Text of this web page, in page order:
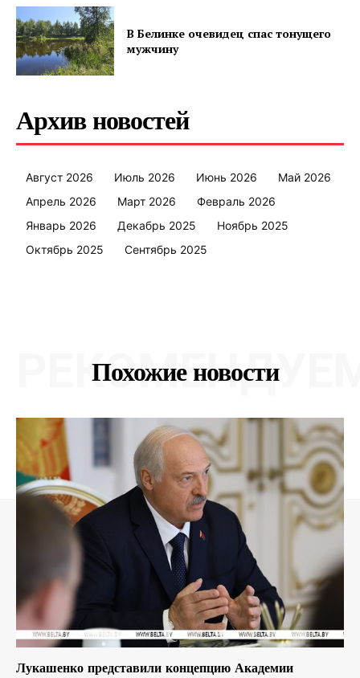
В Белинке очевидец спас тонущего
мужчину
Архив новостей
Август 2026 Июль 2026 Июнь 2026
Май 2026
Апрель 2026
Март 2026
Февраль 2026
Январь 2026
Декабрь 2025
Ноябрь 2025
Октябрь 2025
Сентябрь 2025
Похожие новости
Лукашенко представили концепцию Академии